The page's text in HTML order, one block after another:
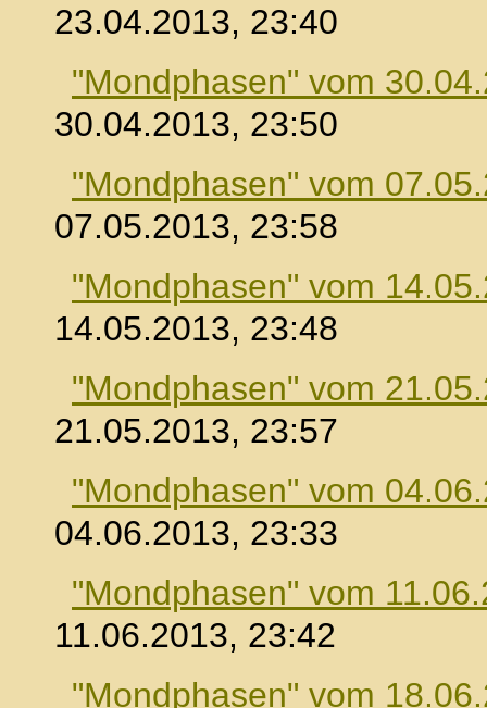
23.04.2013, 23:40
"Mondphasen" vom
30.04.2013, 23:50
"Mondphasen" vom
07.05.2013, 23:58
"Mondphasen" vom
14.05.2013, 23:48
"Mondphasen" vom
21.05.2013, 23:57
"Mondphasen" vom
04.06.2013, 23:33
"Mondphasen" vom
11.06.2013, 23:42
"Mondphasen" vom